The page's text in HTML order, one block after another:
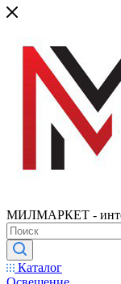
МИЛМАРКЕТ -
Каталог